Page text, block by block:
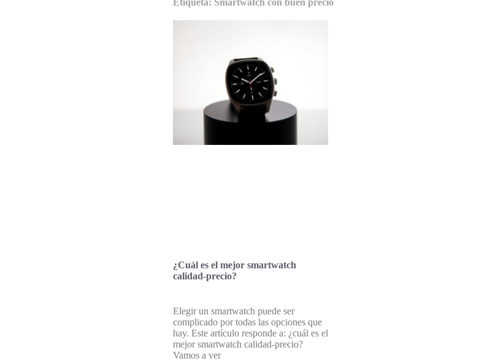
Etiqueta: Smartwatch con buen precio
¿Cuál es el mejor smartwatch
calidad-precio?
Elegir un smartwatch puede ser
complicado por todas las opciones que
hay. Este artículo responde a: ¿cuál es el
mejor smartwatch calidad-precio?
Vamos a ver